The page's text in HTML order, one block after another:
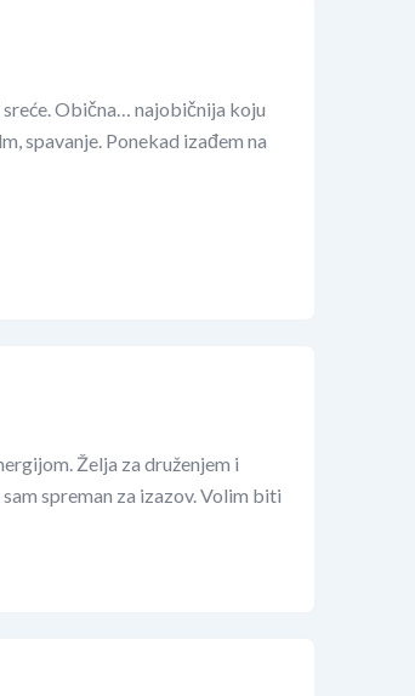
Obična… najobičnija koju
spavanje. Ponekad izađem na
Želja za druženjem i
spreman za izazov. Volim biti